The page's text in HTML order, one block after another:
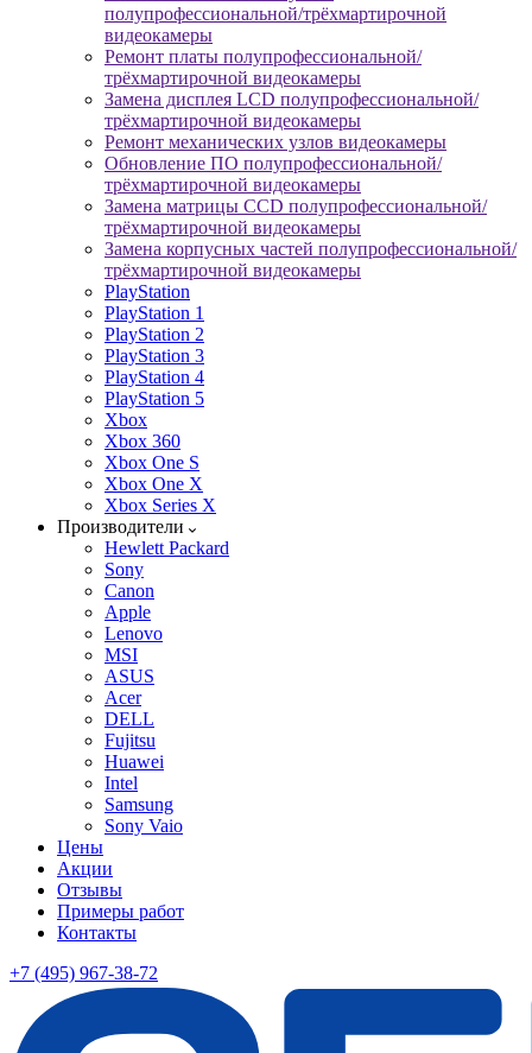
полупрофессиональной/трёхмартирочной
видеокамеры
Ремонт платы полупрофессиональной/
трёхмартирочной видеокамеры
Замена дисплея LCD полупрофессиональной/
трёхмартирочной видеокамеры
Ремонт механических узлов видеокамеры
Обновление ПО полупрофессиональной/
трёхмартирочной видеокамеры
Замена матрицы CCD полупрофессиональной/
трёхмартирочной видеокамеры
Замена корпусных частей полупрофессиональной/
трёхмартирочной видеокамеры
PlayStation
PlayStation 1
PlayStation 2
PlayStation 3
PlayStation 4
PlayStation 5
Xbox
Xbox 360
Xbox One S
Xbox One X
Xbox Series X
Производители
Hewlett Packard
Sony
Canon
Apple
Lenovo
MSI
ASUS
Acer
DELL
Fujitsu
Huawei
Intel
Samsung
Sony Vaio
Цены
Акции
Отзывы
Примеры работ
Контакты
+7 (495) 967-38-72